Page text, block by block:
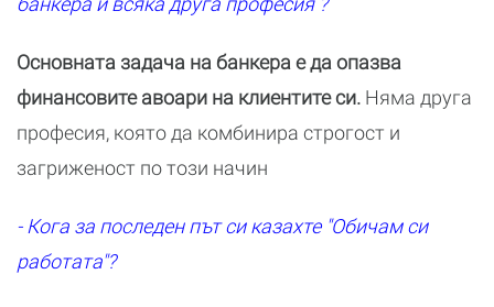
Основната задача на банкера е да опазва
финансовите авоари на клиентите си. Няма друга
професия, която да комбинира строгост и
загриженост по този начин
- Кога за последен път си казахте "Обичам си
работата"?